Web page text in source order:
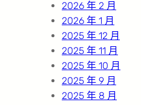
2026 年 2 月
2026 年 1 月
2025 年 12 月
2025 年 11 月
2025 年 10 月
2025 年 9 月
2025 年 8 月